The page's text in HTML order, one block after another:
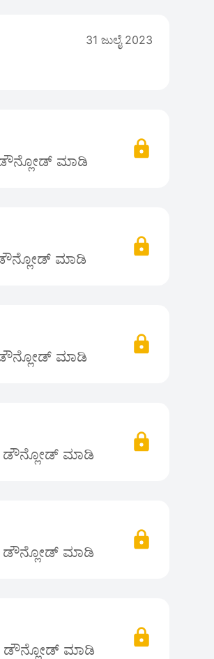
31 ಜುಲೈ 2023
ಡೌನ್ಲೋಡ್ ಮಾಡಿ
ಡೌನ್ಲೋಡ್ ಮಾಡಿ
ಡೌನ್ಲೋಡ್ ಮಾಡಿ
ಡೌನ್ಲೋಡ್ ಮಾಡಿ
ಡೌನ್ಲೋಡ್ ಮಾಡಿ
ಡೌನ್ಲೋಡ್ ಮಾಡಿ